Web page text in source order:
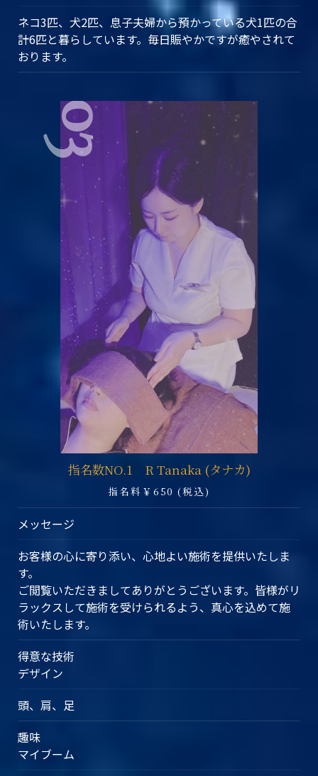
ネコ3匹、犬2匹、息子夫婦から預かっている犬1匹の合
計6匹と暮らしています。毎日賑やかですが癒やされて
おります。
指名数NO.1 R Tanaka (タナカ)
指名料￥650 (税込)
メッセージ
お客様の心に寄り添い、心地よい施術を提供いたしま
す。
ご閲覧いただきましてありがとうございます。皆様がリ
ラックスして施術を受けられるよう、真心を込めて施
術いたします。
得意な技術
デザイン
頭、肩、足
趣味
マイブーム